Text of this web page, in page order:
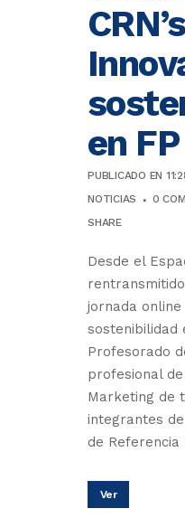
en FP
PUBLICADO EN
NOTICIAS
0
SHARE
Desde el
jornada
sostenibilidad
Profesorado
profesional
Marketing de
integrantes
de Referencia
Ver